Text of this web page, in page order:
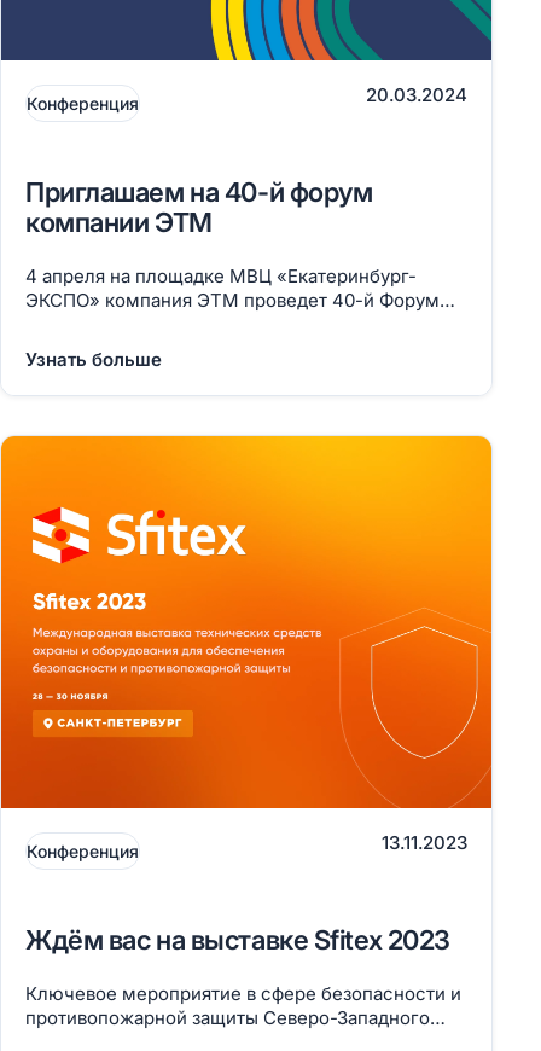
Конференция 20.03.2024
Приглашаем на 40-й форум
компании ЭТМ
4 апреля на площадке МВЦ «Екатеринбург-
ЭКСПО» компания ЭТМ проведет 40-й Форум
Узнать больше
Конференция 13.11.2023
Ждём вас на выставке Sfitex 2023
Ключевое мероприятие в сфере безопасности и
противопожарной защиты Северо-Западного